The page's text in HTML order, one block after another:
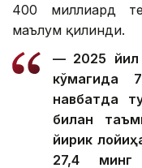
400 миллиард
маълум қилинди.
— 2025 йил
кўмагида
навбатда
билан
йирик
27,4 минг